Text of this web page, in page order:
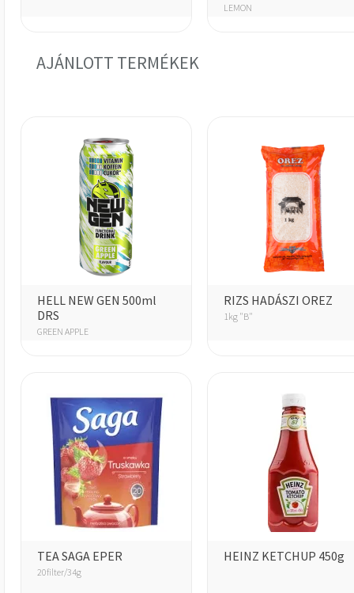
LEMON
AJÁNLOTT TERMÉKEK
HELL NEW GEN 500ml
DRS
GREEN APPLE
RIZS HADÁSZI OREZ
1kg "B"
TEA SAGA EPER
20filter/34g
HEINZ KETCHUP 450g